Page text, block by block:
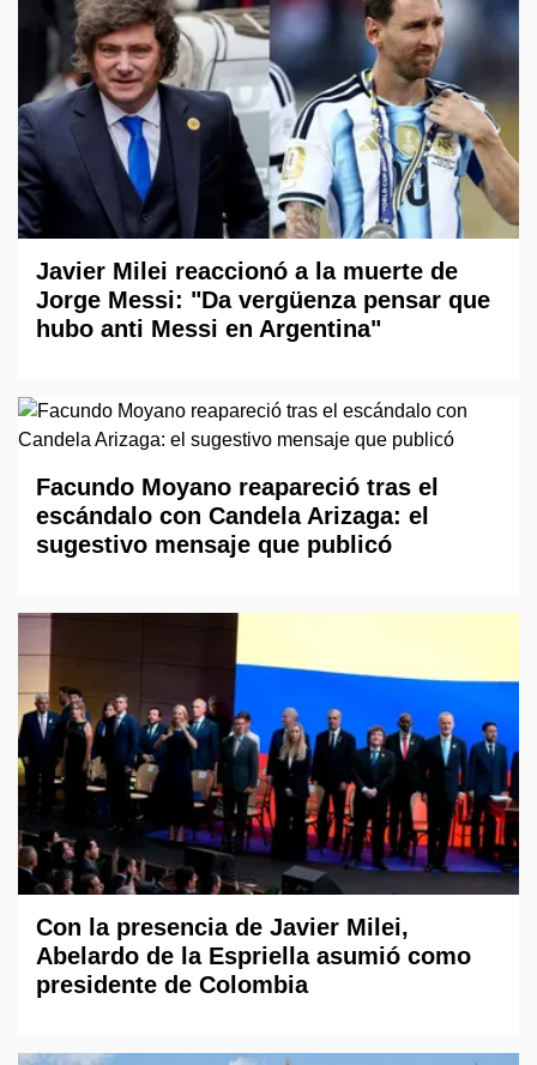
Javier Milei reaccionó a la muerte de
Jorge Messi: "Da vergüenza pensar que
hubo anti Messi en Argentina"
Facundo Moyano reapareció tras el
escándalo con Candela Arizaga: el
sugestivo mensaje que publicó
Con la presencia de Javier Milei,
Abelardo de la Espriella asumió como
presidente de Colombia